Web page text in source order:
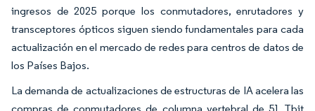
ingresos de 2025 porque los conmutadores, enrutadores y
transceptores ópticos siguen siendo fundamentales para cada
actualización en el mercado de redes para centros de datos de
los Países Bajos.
La demanda de actualizaciones de estructuras de IA acelera las